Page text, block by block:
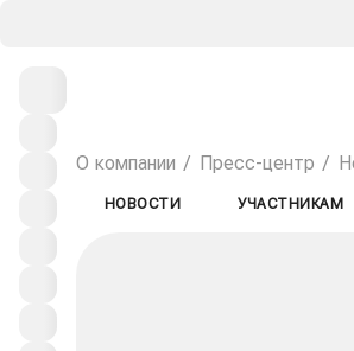
О компании Пресс-центр
НОВОСТИ УЧАСТНИКАМ